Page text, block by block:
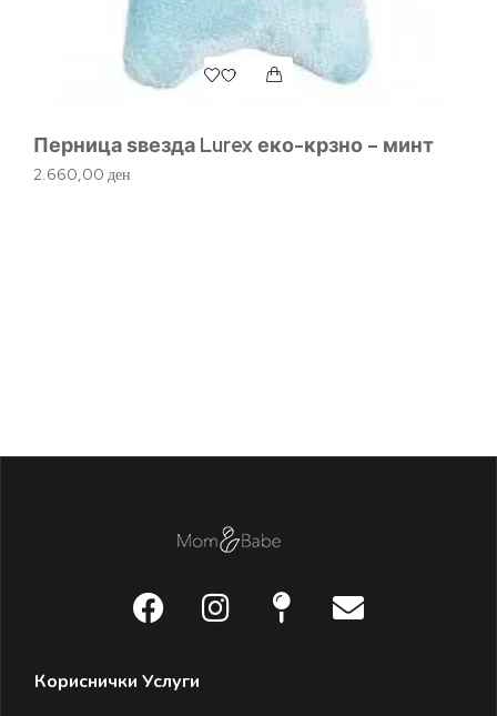
Перница ѕвезда Lurex еко-крзно – минт
2.660,00 ден
Кориснички Услуги